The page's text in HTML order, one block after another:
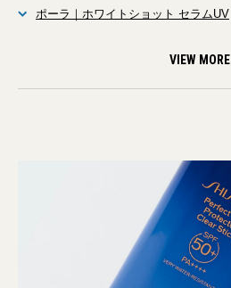
ポーラ｜ホワイトショット セラムUV
VIEW MORE